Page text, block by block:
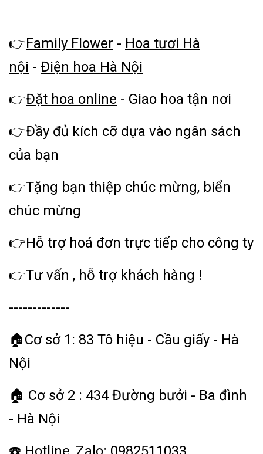
👉Family Flower - Hoa tươi Hà
nội - Điện hoa Hà Nội
👉Đặt hoa online - Giao hoa tận nơi
👉Đầy đủ kích cỡ dựa vào ngân sách
của bạn
👉Tặng bạn thiệp chúc mừng, biển
chúc mừng
👉Hỗ trợ hoá đơn trực tiếp cho công ty
👉Tư vấn , hỗ trợ khách hàng !
-------------
🏠Cơ sở 1: 83 Tô hiệu - Cầu giấy - Hà
Nội
🏠 Cơ sở 2 : 434 Đường bưởi - Ba đình
- Hà Nội